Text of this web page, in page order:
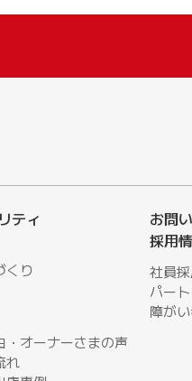
ティ
くり
・オーナーさまの声
れ
お問
採用
社員
パー
障が